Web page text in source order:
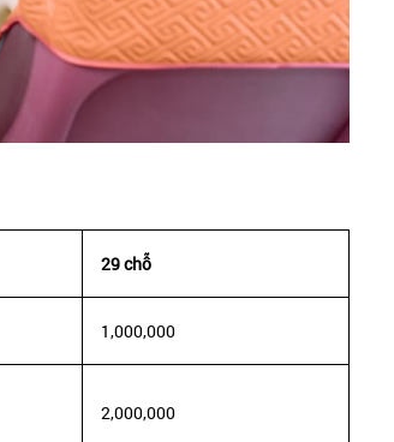
29 chỗ
1,000,000
2,000,000